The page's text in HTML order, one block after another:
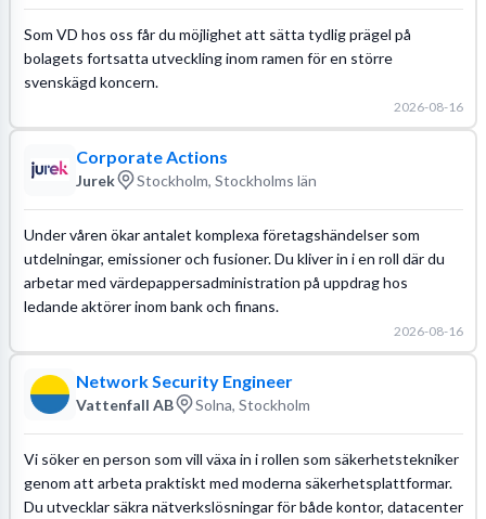
Som VD hos oss får du möjlighet att sätta tydlig prägel på
bolagets fortsatta utveckling inom ramen för en större
svenskägd koncern.
2026-08-16
Corporate Actions
Jurek Stockholm, Stockholms län
Under våren ökar antalet komplexa företagshändelser som
utdelningar, emissioner och fusioner. Du kliver in i en roll där du
arbetar med värdepappersadministration på uppdrag hos
ledande aktörer inom bank och finans.
2026-08-16
Network Security Engineer
Vattenfall AB Solna, Stockholm
Vi söker en person som vill växa in i rollen som säkerhetstekniker
genom att arbeta praktiskt med moderna säkerhetsplattformar.
Du utvecklar säkra nätverkslösningar för både kontor, datacenter